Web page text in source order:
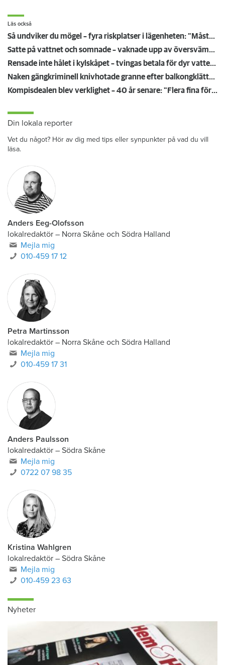
Läs också
Så undviker du mögel – fyra riskplatser i lägenheten: ”Måste städa bort”
Satte på vattnet och somnade – vaknade upp av översvämning hos grannen
Rensade inte hålet i kylskåpet – tvingas betala för dyr vattenskada
Naken gängkriminell knivhotade granne efter balkongklättring
Kompisdealen blev verklighet – 40 år senare: "Flera fina fördelar med att dela bostad"
Din lokala reporter
Vet du något? Hör av dig med tips eller synpunkter på vad du vill
läsa.
Anders Eeg-Olofsson
lokalredaktör – Norra Skåne och Södra Halland
Mejla mig
010-459 17 12
Petra Martinsson
lokalredaktör – Norra Skåne och Södra Halland
Mejla mig
010-459 17 31
Anders Paulsson
lokalredaktör – Södra Skåne
Mejla mig
0722 07 98 35
Kristina Wahlgren
lokalredaktör – Södra Skåne
Mejla mig
010-459 23 63
Nyheter